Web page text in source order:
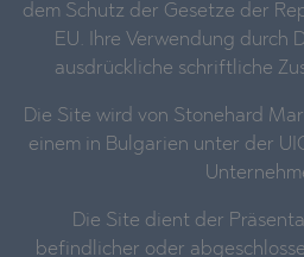
dem Schutz der Gesetze der
EU. Ihre Verwendung durch
ausdrückliche schriftliche
Die Site wird von Stonehard
einem in Bulgarien unter der
Die Site dient der
befindlicher oder